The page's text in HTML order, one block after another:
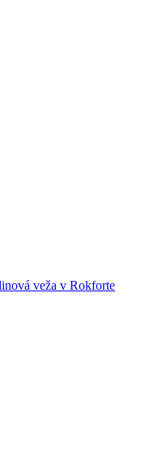
veža v Rokforte